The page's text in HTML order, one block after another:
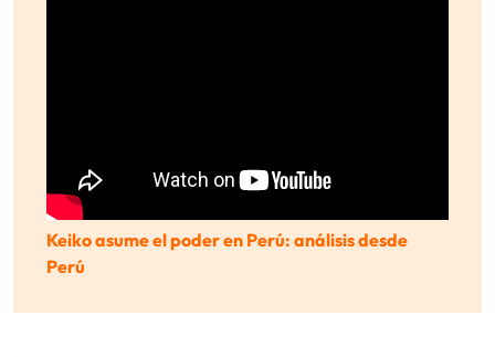
Keiko asume el poder en Perú: análisis desde
Perú